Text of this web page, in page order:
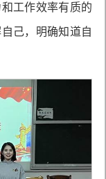
工作效率有质的
己，明确知道自